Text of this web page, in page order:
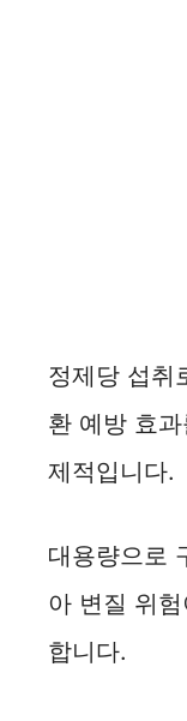
정제당 섭취
환 예방 효
제적입니다.
대용량으로
아 변질 위
합니다.